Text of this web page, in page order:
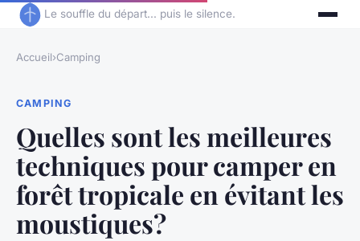
Le souffle du départ... puis le silence.
Accueil›Camping
CAMPING
Quelles sont les meilleures
techniques pour camper en
forêt tropicale en évitant les
moustiques?